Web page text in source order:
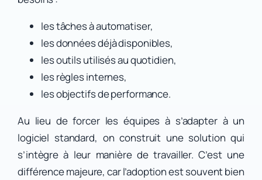
les tâches à automatiser,
les données déjà disponibles,
les outils utilisés au quotidien,
les règles internes,
les objectifs de performance.
Au lieu de forcer les équipes à s’adapter à un
logiciel standard, on construit une solution qui
s’intègre à leur manière de travailler. C’est une
différence majeure, car l’adoption est souvent bien